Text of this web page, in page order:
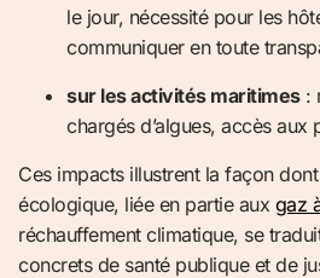
le jour, nécessité pour les
communiquer en toute
sur les activités maritimes:
chargés d’algues, accès
Ces impacts illustrent la façon
écologique, liée en partie aux gaz
réchauffement climatique, se
concrets de santé publique et de